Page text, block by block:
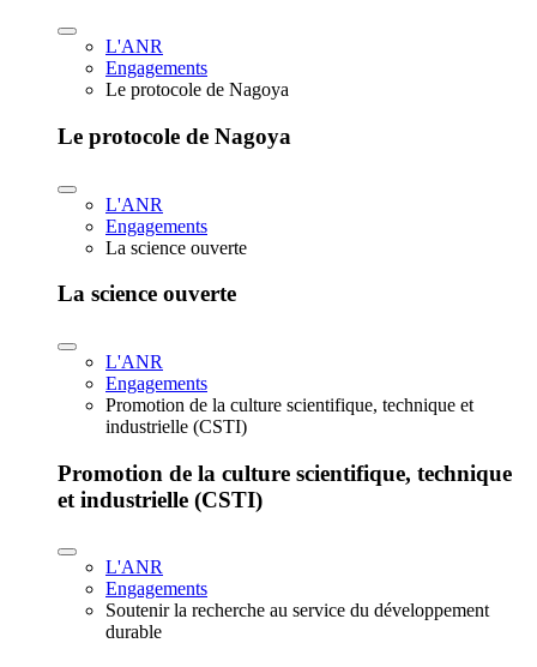
L'ANR
Engagements
Le protocole de Nagoya
Le protocole de Nagoya
L'ANR
Engagements
La science ouverte
La science ouverte
L'ANR
Engagements
Promotion de la culture scientifique, technique et
industrielle (CSTI)
Promotion de la culture scientifique, technique
et industrielle (CSTI)
L'ANR
Engagements
Soutenir la recherche au service du développement
durable